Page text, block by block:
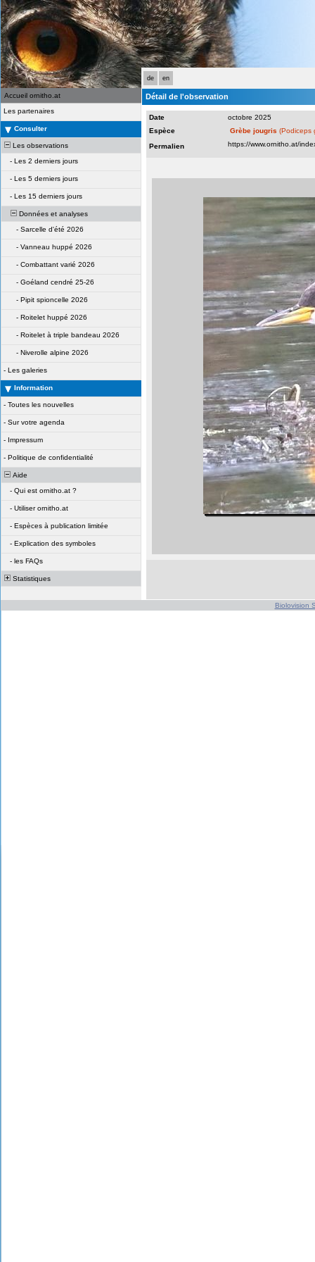
de en
Accueil ornitho.at
Les partenaires
Consulter
Les observations
- Les 2 derniers jours
- Les 5 derniers jours
- Les 15 derniers jours
Données et analyses
- Sarcelle d'été 2026
- Vanneau huppé 2026
- Combattant varié 2026
- Goéland cendré 25-26
- Pipit spioncelle 2026
- Roitelet huppé 2026
- Roitelet à triple bandeau 2026
- Niverolle alpine 2026
- Les galeries
Information
- Toutes les nouvelles
- Sur votre agenda
- Impressum
- Politique de confidentialité
Aide
- Qui est ornitho.at ?
- Utiliser ornitho.at
- Espèces à publication limitée
- Explication des symboles
- les FAQs
Statistiques
Détail de l'observation
Date
octobre 2025
Espèce
Grèbe jougris (Podiceps
Permalien
Biolovision